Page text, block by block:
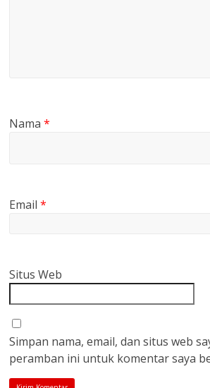
Nama*
Email*
Situs Web
Simpan nama, email, dan situs web
peramban ini untuk komentar saya